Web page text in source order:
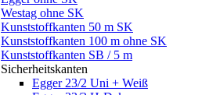
Westag ohne SK
Kunststoffkanten 50 m SK
Kunststoffkanten 100 m ohne SK
Kunststoffkanten SB / 5 m
Sicherheitskanten
Egger 23/2 Uni + Weiß